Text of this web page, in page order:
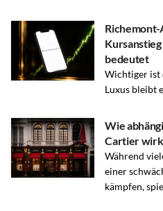
Richemont-
bedeutet
Wichtiger ist
Luxus bleibt
Wie
Cartier
Während
einer
kämpfen,